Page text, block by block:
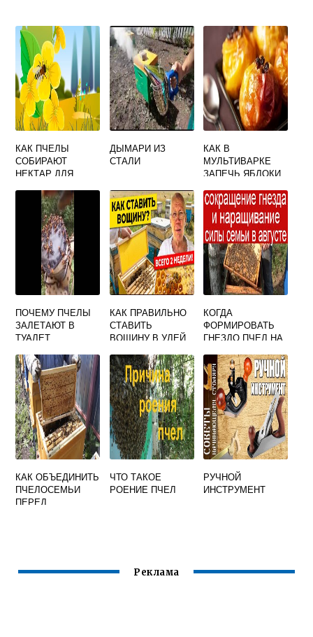
КАК ПЧЕЛЫ
СОБИРАЮТ
НЕКТАР ДЛЯ
ДЫМАРИ ИЗ
СТАЛИ
КАК В
МУЛЬТИВАРКЕ
ЗАПЕЧЬ ЯБЛОКИ
ПОЧЕМУ ПЧЕЛЫ
ЗАЛЕТАЮТ В
ТУАЛЕТ
КАК ПРАВИЛЬНО
СТАВИТЬ
ВОЩИНУ В УЛЕЙ
ВЗЯТКА
КОГДА
ФОРМИРОВАТЬ
ГНЕЗДО ПЧЕЛ НА
ПОЛОСЕ
КАК ОБЪЕДИНИТЬ
ПЧЕЛОСЕМЬИ
ПЕРЕД
ЧТО ТАКОЕ
РОЕНИЕ ПЧЕЛ
РУЧНОЙ
ИНСТРУМЕНТ
Реклама